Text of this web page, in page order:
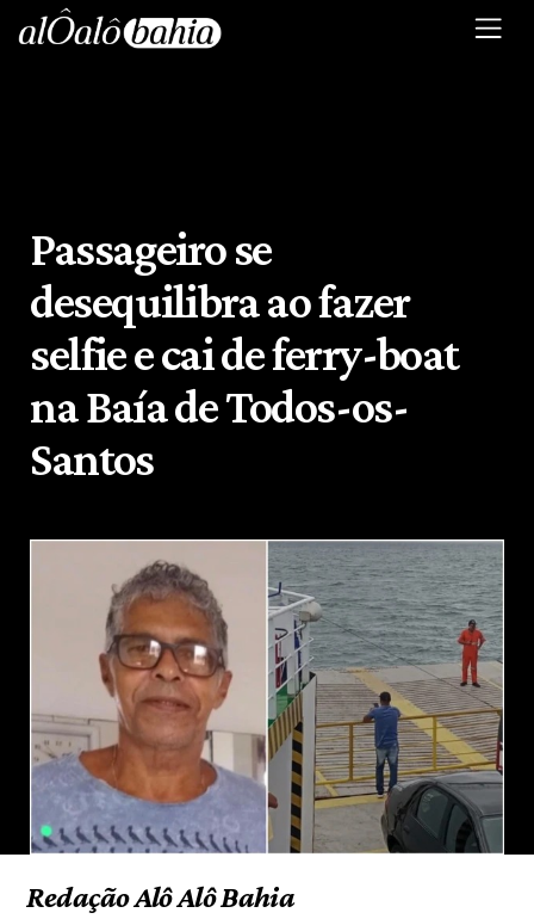
Passageiro se
desequilibra ao fazer
selfie e cai de ferry-boat
na Baía de Todos-os-
Santos
Redação Alô Alô Bahia